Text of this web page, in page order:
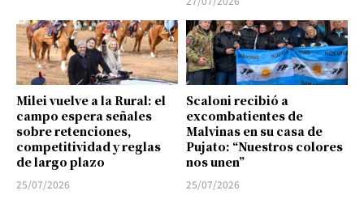
Milei vuelve a la Rural: el
campo espera señales
sobre retenciones,
competitividad y reglas
de largo plazo
25/07/2026
Scaloni recibió a
excombatientes de
Malvinas en su casa de
Pujato: “Nuestros colores
nos unen”
25/07/2026